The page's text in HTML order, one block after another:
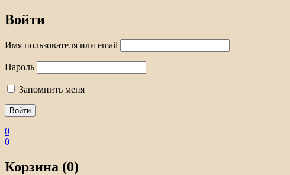
Войти
Имя пользователя или email
Пароль
Запомнить меня
0
0
Корзина (0)